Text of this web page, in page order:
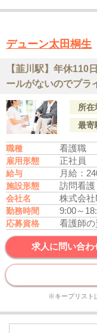
デューン太田桐生
【韮川駅】年休110
ールがないのでプ
所在
最寄
職種 看護職
雇用形態 正社員
給与 月給：
施設形態 訪問看護
会社名 株式会
勤務時間 9:00～
応募資格 看護師
求人に問い合わ
※キープリスト